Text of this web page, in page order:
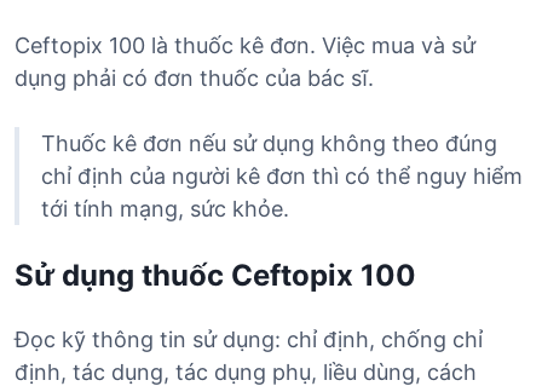
Ceftopix 100 là thuốc kê đơn. Việc mua và sử
dụng phải có đơn thuốc của bác sĩ.
Thuốc kê đơn nếu sử dụng không theo đúng
chỉ định của người kê đơn thì có thể nguy hiểm
tới tính mạng, sức khỏe.
Sử dụng thuốc Ceftopix 100
Đọc kỹ thông tin sử dụng: chỉ định, chống chỉ
định, tác dụng, tác dụng phụ, liều dùng, cách